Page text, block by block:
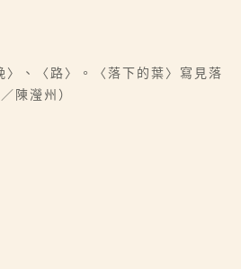
、〈路〉。〈落下的葉〉寫見落
陳瀅州）